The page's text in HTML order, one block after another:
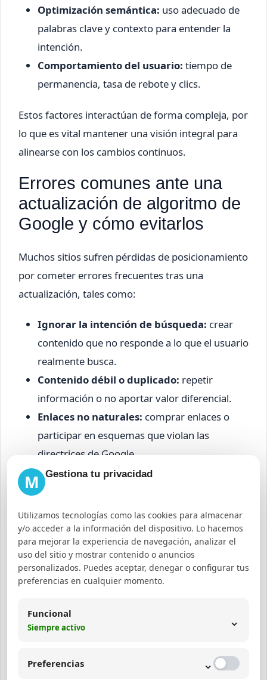
Optimización semántica: uso adecuado de
palabras clave y contexto para entender la
intención.
Comportamiento del usuario: tiempo de
permanencia, tasa de rebote y clics.
Estos factores interactúan de forma compleja, por
lo que es vital mantener una visión integral para
alinearse con los cambios continuos.
Errores comunes ante una
actualización de algoritmo de
Google y cómo evitarlos
Muchos sitios sufren pérdidas de posicionamiento
por cometer errores frecuentes tras una
actualización, tales como:
Ignorar la intención de búsqueda: crear
contenido que no responde a lo que el usuario
realmente busca.
Contenido débil o duplicado: repetir
información o no aportar valor diferencial.
Enlaces no naturales: comprar enlaces o
participar en esquemas que violan las
directrices de Google.
Descuidar la experiencia móvil:
optimizar para dispositivos móviles afecta el
ranking.
Falta de actualización: mantener contenido
obsoleto reduce la relevancia.
Para evitar estos fallos, es fundamental analizar
estrategia de contenido y técnica acorde a las
nuevas directrices.
Machine Learning y
M Gestiona tu privacidad
Utilizamos tecnologías como las cookies para almacenar
y/o acceder a la información del dispositivo. Lo hacemos
para mejorar la experiencia de navegación, analizar el
uso del sitio y mostrar contenido o anuncios
personalizados. Puedes aceptar, denegar o configurar tus
preferencias en cualquier momento.
Funcional
Siempre activo ⌄
Preferencias ⌄